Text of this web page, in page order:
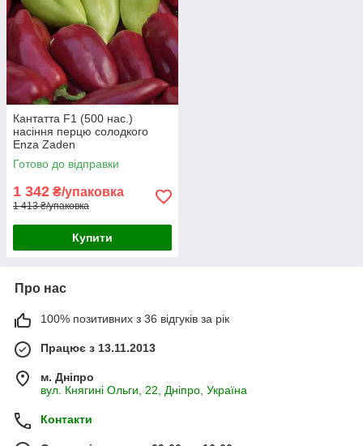
Кантатта F1 (500 нас.)
насіння перцю солодкого
Enza Zaden
Готово до відправки
1 342 ₴/упаковка
1 413 ₴/упаковка
Купити
Про нас
100% позитивних з 36 відгуків за рік
Працює з 13.11.2013
м. Дніпро
вул. Княгині Ольги, 22, Дніпро, Україна
Контакти